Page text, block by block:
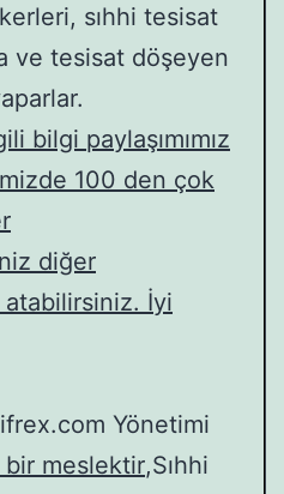
sıhhi tesisat
ve tesisat döşeyen
bilgi paylaşımımız
100 den çok
diğer
İyi
Yönetimi
bir meslektir,Sıhhi